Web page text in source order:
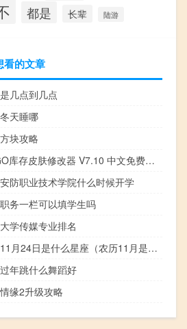
都是 长辈 陆游
看的文章
几点到几点
天睡哪
块攻略
CSGO库存皮肤修改器 V7.10 中文免费版（CSGO库存皮肤修改器 V7.10 中文免费版功能简介）
防职业技术学院什么时候开学
务一栏可以填学生吗
学传媒专业排名
农历11月24日是什么星座（农历11月是什么星座）
年跳什么舞蹈好
缘2升级攻略